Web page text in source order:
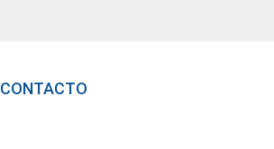
CONTACTO